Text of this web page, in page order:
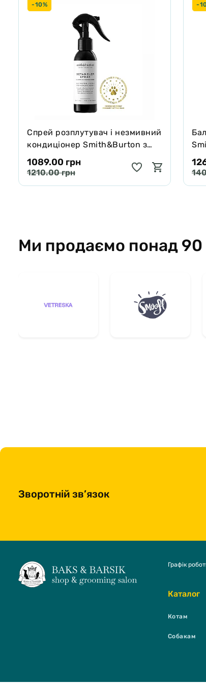
-10%
Спрей розплутувач і незмивний
кондиціонер Smith&Burton з
протеїнами шовку для шерсті
собак і котів 125 мл
1089.00 грн
1210.00 грн
-
65
Ми продаємо понад 90
Зворотній зв’язок
Каталог
Котам
Собакам
Графік